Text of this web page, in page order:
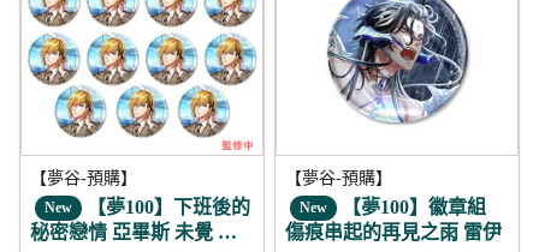
【夢谷-預購】
New 【夢100】下班後的
秘密戀情 亞畢斯 未覺 徽
【夢谷-預購】
New 【夢100】徽章組
傷痕串起的再見之雨 雷伊